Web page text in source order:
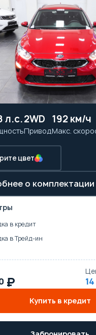
л.с.2WD
Привод
192 км/ч
Макс.
цвет
о комплектации
в кредит
в Трейд-ин
Купить в кредит